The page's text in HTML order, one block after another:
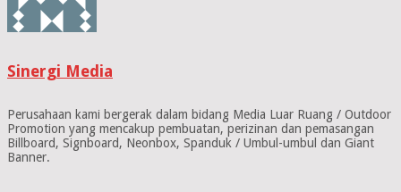
Sinergi Media
Perusahaan kami bergerak dalam bidang Media Luar Ruang / Outdoor
Promotion yang mencakup pembuatan, perizinan dan pemasangan
Billboard, Signboard, Neonbox, Spanduk / Umbul-umbul dan Giant
Banner.